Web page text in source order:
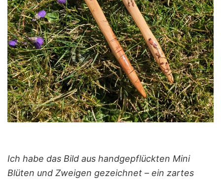
Ich habe das Bild aus handgepflückten Mini
Blüten und Zweigen gezeichnet – ein zartes